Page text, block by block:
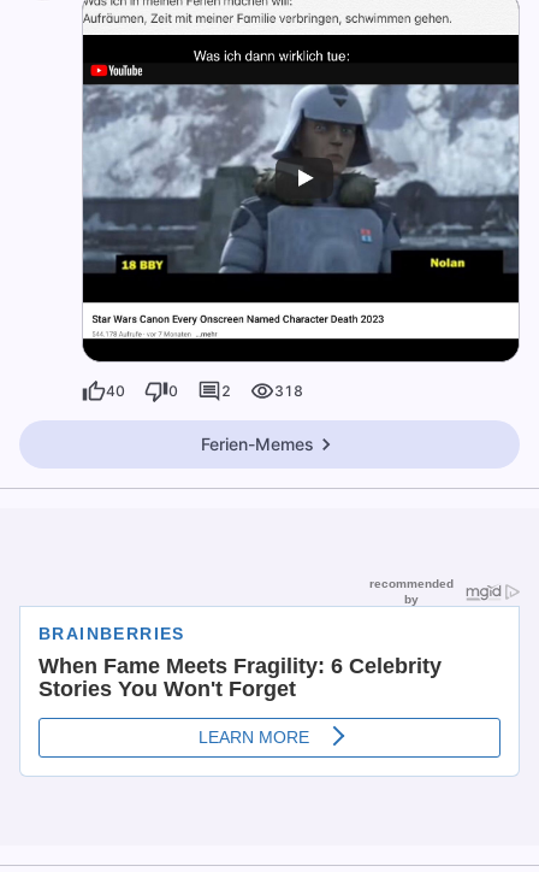
40 0 2 318
Ferien-Memes